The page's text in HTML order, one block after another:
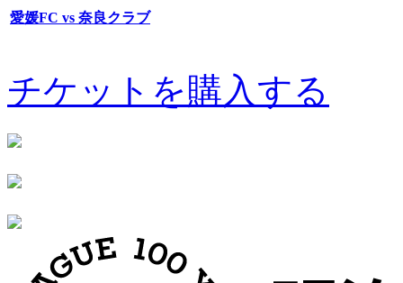
愛媛FC vs 奈良クラブ
チケットを購入する